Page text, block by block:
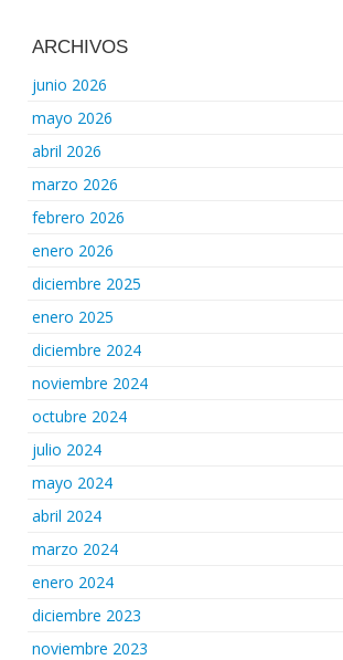
ARCHIVOS
junio 2026
mayo 2026
abril 2026
marzo 2026
febrero 2026
enero 2026
diciembre 2025
enero 2025
diciembre 2024
noviembre 2024
octubre 2024
julio 2024
mayo 2024
abril 2024
marzo 2024
enero 2024
diciembre 2023
noviembre 2023